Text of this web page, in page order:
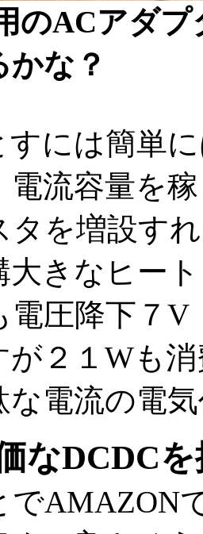
のACアダ
な？
すには簡単
電流容量を
タを増設す
大きなヒー
電圧降下７
が２１Wも
な電流の電
なDCDC
でAMAZON